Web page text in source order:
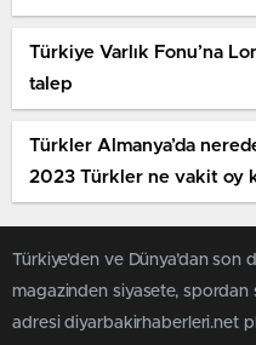
Türkiye Varlık Fonu’na
talep
Türkler Almanya’da
2023 Türkler ne vakit oy
Türkiye'den ve Dünya’dan son
magazinden siyasete, spordan
adresi diyarbakirhaberleri.net